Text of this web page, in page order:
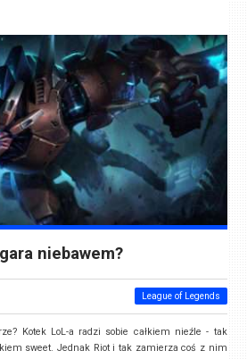
niebawem?
League of Legends
Kotek LoL-a radzi sobie całkiem nieźle - tak
sweet. Jednak Riot i tak zamierza coś z nim